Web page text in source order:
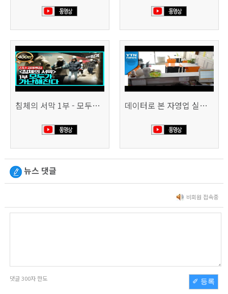
침체의 서막 1부 - 모두가 가난해진다 | 시사직격 신년특집 데이터로 본 자영업 실태 - 매출 '뚝', 장수 업소도 '휘청'
뉴스 댓글
비회원 접속중
댓글300자 한도 ✐ 등록